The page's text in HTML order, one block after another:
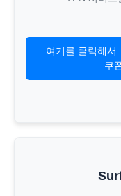
여기를 클릭해서
쿠